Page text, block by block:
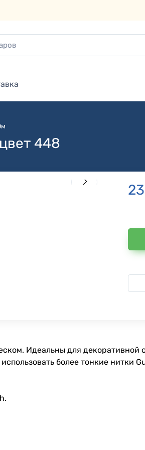
448
Идеальны для декоративной
более тонкие нитки